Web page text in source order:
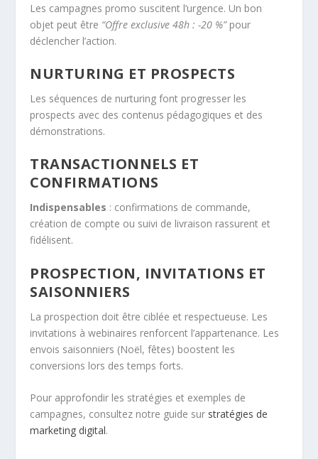
Les campagnes promo suscitent l’urgence. Un bon
objet peut être “Offre exclusive 48h : -20 %”pour
déclencher l’action.
NURTURING ET PROSPECTS
Les séquences de nurturing font progresser les
prospects avec des contenus pédagogiques et des
démonstrations.
TRANSACTIONNELS ET
CONFIRMATIONS
Indispensables : confirmations de commande,
création de compte ou suivi de livraison rassurent et
fidélisent.
PROSPECTION, INVITATIONS ET
SAISONNIERS
La prospection doit être ciblée et respectueuse. Les
invitations à webinaires renforcent l’appartenance. Les
envois saisonniers (Noël, fêtes) boostent les
conversions lors des temps forts.
Pour approfondir les stratégies et exemples de
campagnes, consultez notre guide sur stratégies de
marketing digital.